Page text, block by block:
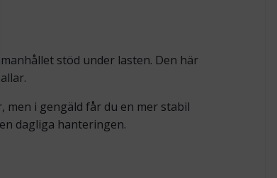
stöd under lasten. Den här
i gengäld får du en mer stabil
dagliga hanteringen.